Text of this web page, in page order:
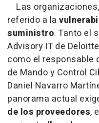
Las
referido a la
suministro. Tanto el
Advisory IT de
como el responsable
de Mando y Control
Daniel Navarro
panorama actual
de los proveedores,